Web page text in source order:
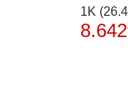
1K
8.642